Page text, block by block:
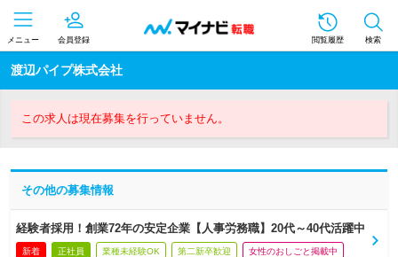
メニュー 会員登録 閲覧履歴 検索
渡辺パイプ株式会社
この求人は現在募集を行っていません。
その他の募集情報
経験者採用！創業72年の安定企業【人事労務職】20代～40代活躍中
新着 正社員 業種未経験OK 第二新卒歓迎 女性のおしごと掲載中